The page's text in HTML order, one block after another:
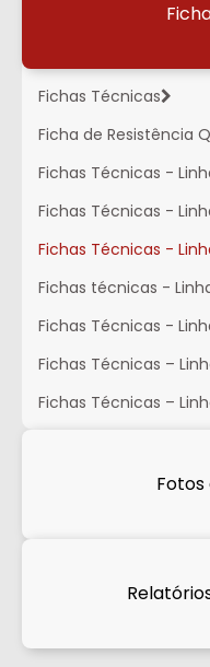
Fichas Técnicas
Ficha de Resistência
Fichas Técnicas -
Fichas Técnicas -
Fichas Técnicas -
Fichas técnicas -
Fichas Técnicas -
Fichas Técnicas –
Fichas Técnicas –
Fotos